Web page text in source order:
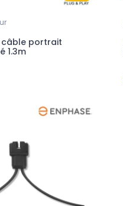
câble portrait
1.3m